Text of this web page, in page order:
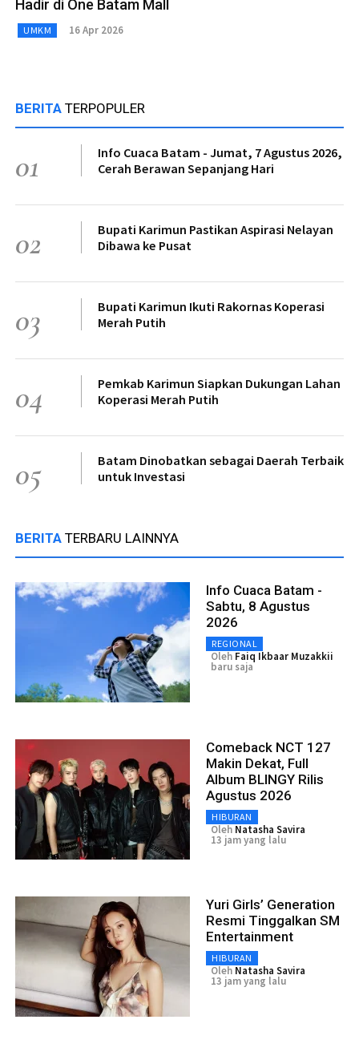
Hadir di One Batam Mall
UMKM 16 Apr 2026
BERITA TERPOPULER
01
Info Cuaca Batam - Jumat, 7 Agustus 2026,
Cerah Berawan Sepanjang Hari
02
Bupati Karimun Pastikan Aspirasi Nelayan
Dibawa ke Pusat
03
Bupati Karimun Ikuti Rakornas Koperasi
Merah Putih
04
Pemkab Karimun Siapkan Dukungan Lahan
Koperasi Merah Putih
05
Batam Dinobatkan sebagai Daerah Terbaik
untuk Investasi
BERITA TERBARU LAINNYA
Info Cuaca Batam -
Sabtu, 8 Agustus
2026
REGIONAL
Oleh Faiq Ikbaar Muzakkii
baru saja
Comeback NCT 127
Makin Dekat, Full
Album BLINGY Rilis
Agustus 2026
HIBURAN
Oleh Natasha Savira
13 jam yang lalu
Yuri Girls’ Generation
Resmi Tinggalkan SM
Entertainment
HIBURAN
Oleh Natasha Savira
13 jam yang lalu